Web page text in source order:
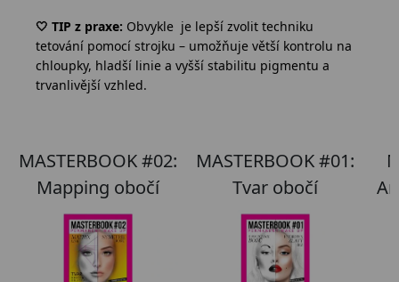
🤍 TIP z praxe: Obvykle je lepší zvolit techniku
tetování pomocí strojku – umožňuje větší kontrolu na
chloupky, hladší linie a vyšší stabilitu pigmentu a
trvanlivější vzhled.